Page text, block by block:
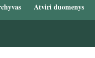
Atviri duomenys